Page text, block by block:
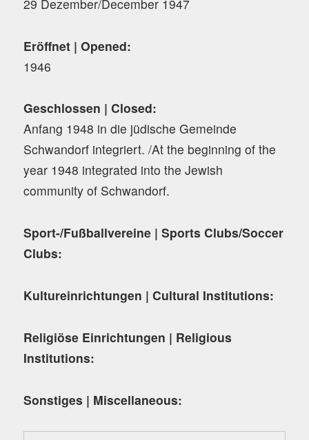
29 Dezember/December 1947
Eröffnet | Opened:
1946
Geschlossen | Closed:
Anfang 1948 in die jüdische Gemeinde
Schwandorf integriert. /At the beginning of the
year 1948 integrated into the Jewish
community of Schwandorf.
Sport-/Fußballvereine | Sports Clubs/Soccer
Clubs:
Kultureinrichtungen | Cultural Institutions:
Religiöse Einrichtungen | Religious
Institutions:
Sonstiges | Miscellaneous: